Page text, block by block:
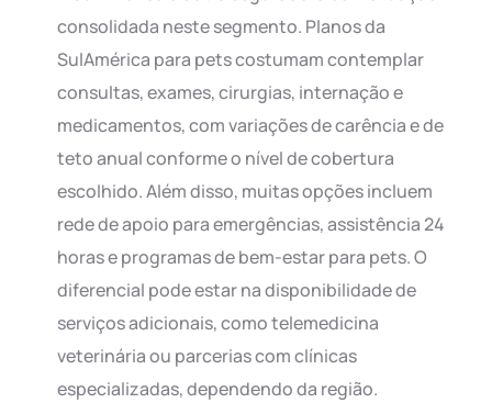
consolidada neste segmento. Planos da
SulAmérica para pets costumam contemplar
consultas, exames, cirurgias, internação e
medicamentos, com variações de carência e de
teto anual conforme o nível de cobertura
escolhido. Além disso, muitas opções incluem
rede de apoio para emergências, assistência 24
horas e programas de bem-estar para pets. O
diferencial pode estar na disponibilidade de
serviços adicionais, como telemedicina
veterinária ou parcerias com clínicas
especializadas, dependendo da região.